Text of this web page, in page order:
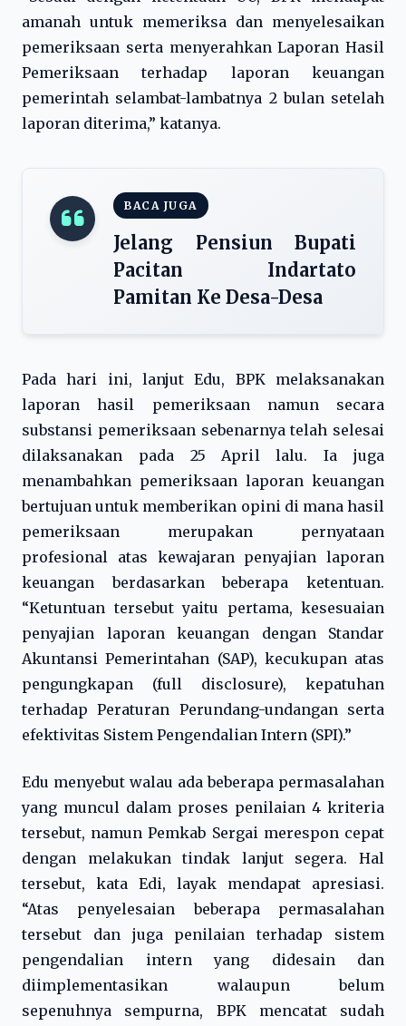
amanah untuk memeriksa dan menyelesaikan
pemeriksaan serta menyerahkan Laporan Hasil
Pemeriksaan terhadap laporan keuangan
pemerintah selambat-lambatnya 2 bulan setelah
laporan diterima,” katanya.
BACA JUGA
Jelang Pensiun Bupati
Pacitan Indartato
Pamitan Ke Desa-Desa
Pada hari ini, lanjut Edu, BPK melaksanakan
laporan hasil pemeriksaan namun secara
substansi pemeriksaan sebenarnya telah selesai
dilaksanakan pada 25 April lalu. Ia juga
menambahkan pemeriksaan laporan keuangan
bertujuan untuk memberikan opini di mana hasil
pemeriksaan merupakan pernyataan
profesional atas kewajaran penyajian laporan
keuangan berdasarkan beberapa ketentuan.
“Ketuntuan tersebut yaitu pertama, kesesuaian
penyajian laporan keuangan dengan Standar
Akuntansi Pemerintahan (SAP), kecukupan atas
pengungkapan (full disclosure), kepatuhan
terhadap Peraturan Perundang-undangan serta
efektivitas Sistem Pengendalian Intern (SPI).”
Edu menyebut walau ada beberapa permasalahan
yang muncul dalam proses penilaian 4 kriteria
tersebut, namun Pemkab Sergai merespon cepat
dengan melakukan tindak lanjut segera. Hal
tersebut, kata Edi, layak mendapat apresiasi.
“Atas penyelesaian beberapa permasalahan
tersebut dan juga penilaian terhadap sistem
pengendalian intern yang didesain dan
diimplementasikan walaupun belum
sepenuhnya sempurna, BPK mencatat sudah